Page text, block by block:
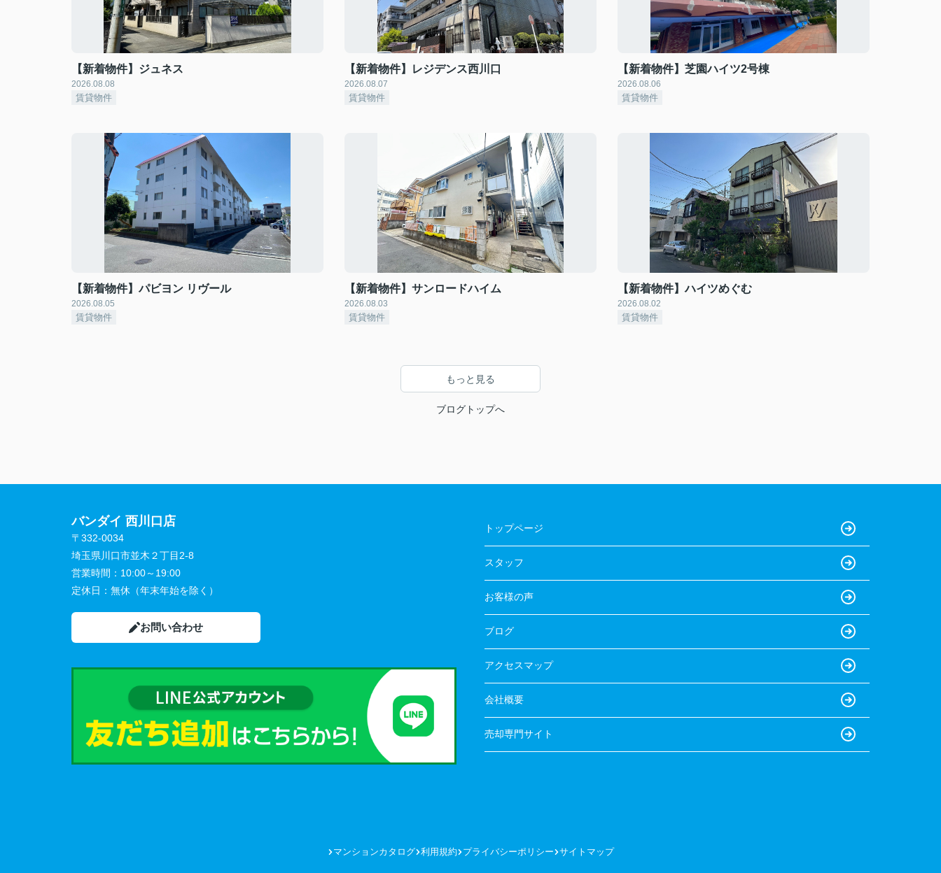
【新着物件】ジュネス
2026.08.08
賃貸物件
【新着物件】レジデンス西川口
2026.08.07
賃貸物件
【新着物件】芝園ハイツ2号棟
2026.08.06
賃貸物件
【新着物件】パビヨン リヴール
2026.08.05
賃貸物件
【新着物件】サンロードハイム
2026.08.03
賃貸物件
【新着物件】ハイツめぐむ
2026.08.02
賃貸物件
もっと見る
ブログトップへ
バンダイ 西川口店
〒332-0034
埼玉県川口市並木２丁目2-8
営業時間： 10:00～19:00
定休日： 無休（年末年始を除く）
お問い合わせ
トップページ
スタッフ
お客様の声
ブログ
アクセスマップ
会社概要
売却専門サイト
マンションカタログ 利用規約 プライバシーポリシー サイトマップ